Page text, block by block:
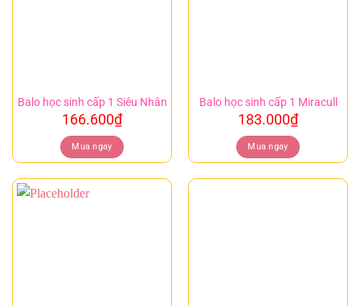
Balo học sinh cấp 1 Siêu Nhân
166.600₫
Mua ngay
Balo học sinh cấp 1 Miracull
183.000₫
Mua ngay